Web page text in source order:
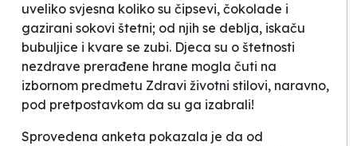
uveliko svjesna koliko su čipsevi, čokolade i
gazirani sokovi štetni; od njih se deblja, iskaču
bubuljice i kvare se zubi. Djeca su o štetnosti
nezdrave prerađene hrane mogla čuti na
izbornom predmetu Zdravi životni stilovi, naravno,
pod pretpostavkom da su ga izabrali!
Sprovedena anketa pokazala je da od